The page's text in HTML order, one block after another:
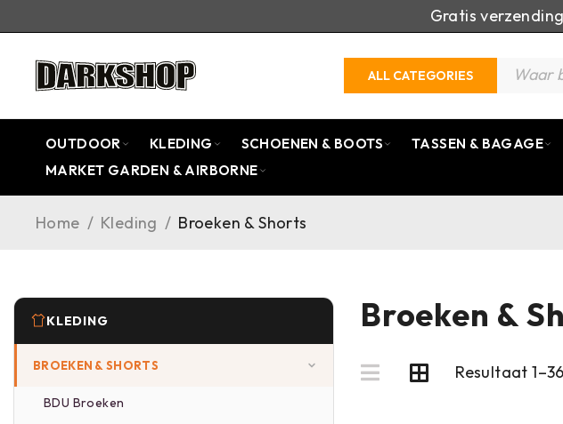
Gratis
ALL CATEGORIES
OUTDOOR KLEDING SCHOENEN & BOOTS TASSEN & BAGAGE
MARKET GARDEN & AIRBORNE
Home / Kleding / Broeken & Shorts
KLEDING
BROEKEN & SHORTS
BDU Broeken
Broeken &
Resultaat